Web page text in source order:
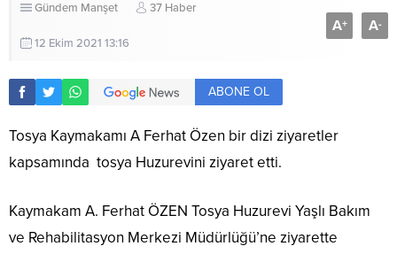
Gündem Manşet 37 Haber
12 Ekim 2021 13:16
A+ A-
ABONE OL
Tosya Kaymakamı A Ferhat Özen bir dizi ziyaretler
kapsamında tosya Huzurevini ziyaret etti.
Kaymakam A. Ferhat ÖZEN Tosya Huzurevi Yaşlı Bakım
ve Rehabilitasyon Merkezi Müdürlüğü’ne ziyarette